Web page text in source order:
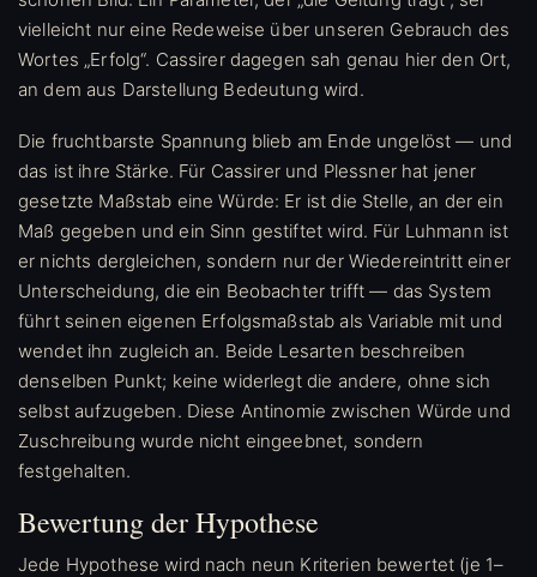
vielleicht nur eine Redeweise über unseren Gebrauch des
Wortes „Erfolg“. Cassirer dagegen sah genau hier den Ort,
an dem aus Darstellung Bedeutung wird.
Die fruchtbarste Spannung blieb am Ende ungelöst — und
das ist ihre Stärke. Für Cassirer und Plessner hat jener
gesetzte Maßstab eine Würde: Er ist die Stelle, an der ein
Maß gegeben und ein Sinn gestiftet wird. Für Luhmann ist
er nichts dergleichen, sondern nur der Wiedereintritt einer
Unterscheidung, die ein Beobachter trifft — das System
führt seinen eigenen Erfolgsmaßstab als Variable mit und
wendet ihn zugleich an. Beide Lesarten beschreiben
denselben Punkt; keine widerlegt die andere, ohne sich
selbst aufzugeben. Diese Antinomie zwischen Würde und
Zuschreibung wurde nicht eingeebnet, sondern
festgehalten.
Bewertung der Hypothese
Jede Hypothese wird nach neun Kriterien bewertet (je 1–